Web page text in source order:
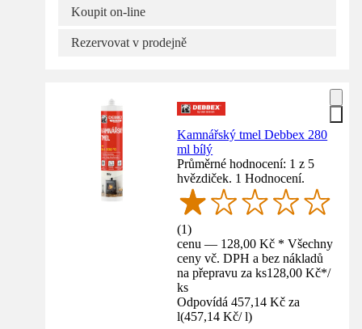
Koupit on-line
Rezervovat v prodejně
Kamnářský tmel Debbex 280
ml bílý
Průměrné hodnocení: 1 z 5
hvězdiček. 1 Hodnocení.
(1)
cenu — 128,00 Kč * Všechny
ceny vč. DPH a bez nákladů
na přepravu za ks128,00 Kč*/
ks
Odpovídá 457,14 Kč za
l(457,14 Kč/ l)